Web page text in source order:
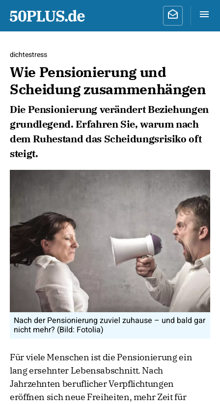
dichtestress
Wie Pensionierung und
Scheidung zusammenhängen
Die Pensionierung verändert Beziehungen
grundlegend. Erfahren Sie, warum nach
dem Ruhestand das Scheidungsrisiko oft
steigt.
Nach der Pensionierung zuviel zuhause – und bald gar
nicht mehr? (Bild: Fotolia)
Für viele Menschen ist die Pensionierung ein
lang ersehnter Lebensabschnitt. Nach
Jahrzehnten beruflicher Verpflichtungen
eröffnen sich neue Freiheiten, mehr Zeit für